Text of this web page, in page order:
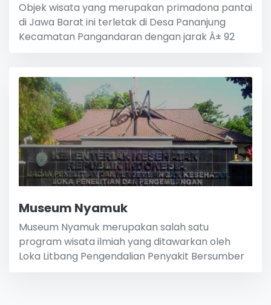
Objek wisata yang merupakan primadona pantai
di Jawa Barat ini terletak di Desa Pananjung
Kecamatan Pangandaran dengan jarak Â± 92
Museum Nyamuk
Museum Nyamuk merupakan salah satu
program wisata ilmiah yang ditawarkan oleh
Loka Litbang Pengendalian Penyakit Bersumber